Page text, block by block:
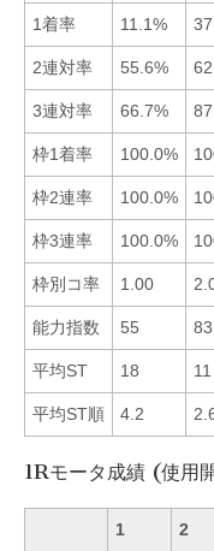
1着率 11.1%
2連対率 55.6%
3連対率 66.7%
枠1着率 100.0%
枠2連率 100.0%
枠3連率 100.0%
枠別コ率 1.00
能力指数 55 83
平均ST 18 11
平均ST順 4.2
1Rモータ成績 (使用
1 2